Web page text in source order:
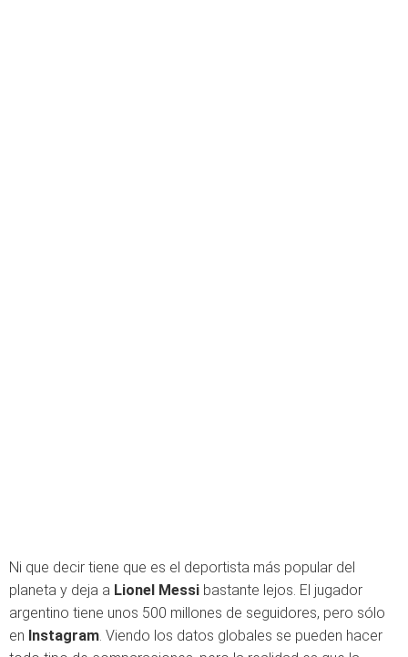
Ni que decir tiene que es el deportista más popular del
planeta y deja a Lionel Messi bastante lejos. El jugador
argentino tiene unos 500 millones de seguidores, pero sólo
en Instagram. Viendo los datos globales se pueden hacer